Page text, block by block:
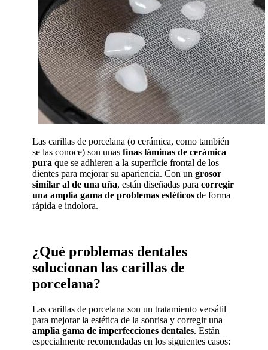
Las carillas de porcelana (o cerámica, como también
se las conoce) son unas finas láminas de cerámica
pura que se adhieren a la superficie frontal de los
dientes para mejorar su apariencia. Con un grosor
similar al de una uña, están diseñadas para corregir
una amplia gama de problemas estéticos de forma
rápida e indolora.
¿Qué problemas dentales
solucionan las carillas de
porcelana?
Las carillas de porcelana son un tratamiento versátil
para mejorar la estética de la sonrisa y corregir una
amplia gama de imperfecciones dentales. Están
especialmente recomendadas en los siguientes casos: